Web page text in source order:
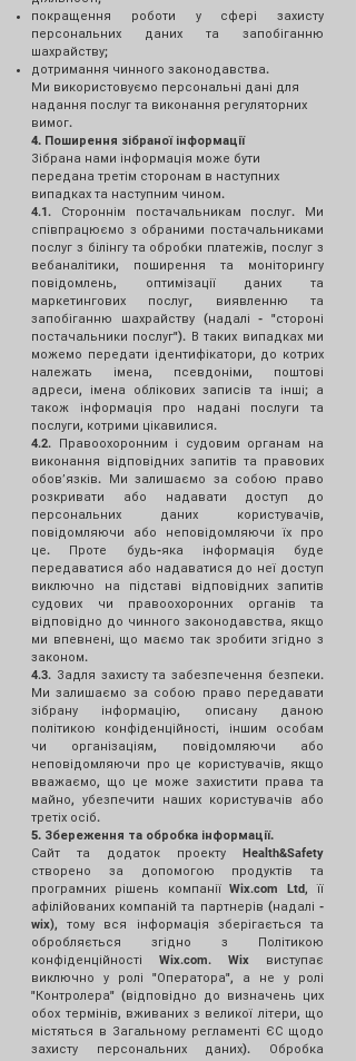
покращення роботи у сфері захисту
персональних даних та запобіганню
шахрайству;
дотримання чинного законодавства.
Ми використовуємо персональні дані для
надання послуг та виконання регуляторних
вимог.
4. Поширення зібраної інформації
Зібрана нами інформація може бути
передана третім сторонам в наступних
випадках та наступним чином.
4.1. Стороннім постачальникам послуг. Ми
співпрацюємо з обраними постачальниками
послуг з білінгу та обробки платежів, послуг з
вебаналітики, поширення та моніторингу
повідомлень, оптимізації даних та
маркетингових послуг, виявленню та
запобіганню шахрайству (надалі - "стороні
постачальники послуг"). В таких випадках ми
можемо передати ідентифікатори, до котрих
належать імена, псевдоніми, поштові
адреси, імена облікових записів та інші; а
також інформація про надані послуги та
послуги, котрими цікавилися.
4.2. Правоохоронним і судовим органам на
виконання відповідних запитів та правових
обовʼязків. Ми залишаємо за собою право
розкривати або надавати доступ до
персональних даних користувачів,
повідомляючи або неповідомляючи їх про
це. Проте будь-яка інформація буде
передаватися або надаватися до неї доступ
виключно на підставі відповідних запитів
судових чи правоохоронних органів та
відповідно до чинного законодавства, якщо
ми впевнені, що маємо так зробити згідно з
законом.
4.3. Задля захисту та забезпечення безпеки.
Ми залишаємо за собою право передавати
зібрану інформацію, описану даною
політикою конфіденційності, іншим особам
чи організаціям, повідомляючи або
неповідомляючи про це користувачів, якщо
вважаємо, що це може захистити права та
майно, убезпечити наших користувачів або
третіх осіб.
5. Збереження та обробка інформації.
Сайт та додаток проекту Health&Safety
створено за допомогою продуктів та
програмних рішень компанії Wix.com Ltd, її
афілійованих компаній та партнерів (надалі -
wix), тому вся інформація зберігається та
обробляється згідно з Політикою
конфіденційності Wix.com. Wix виступає
виключно у ролі "Оператора", а не у ролі
"Контролера" (відповідно до визначень цих
обох термінів, вживаних з великої літери, що
містяться в Загальному регламенті ЄС щодо
захисту персональних даних). Обробка